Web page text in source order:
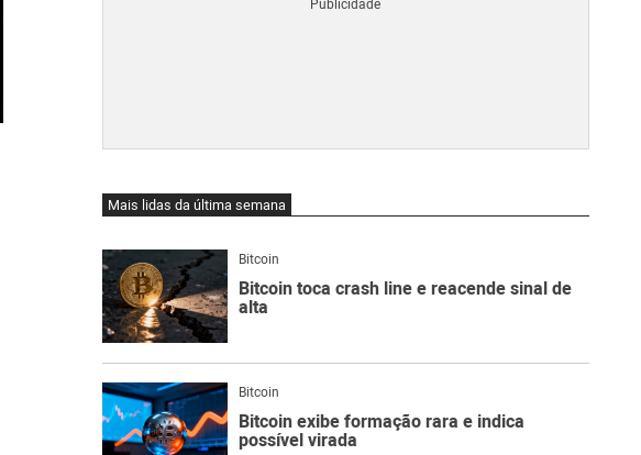
Mais lidas da última semana
Bitcoin
Bitcoin toca crash line e reacende sinal de
alta
Bitcoin
Bitcoin exibe formação rara e indica
possível virada